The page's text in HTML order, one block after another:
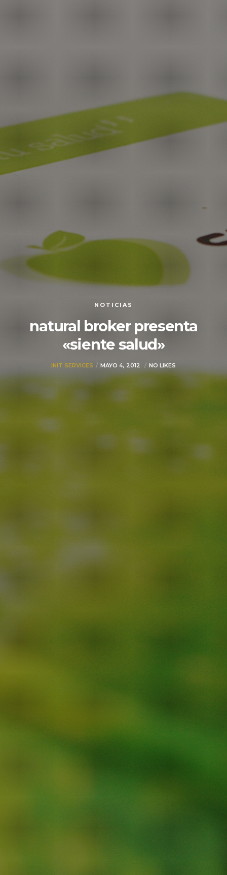
NOTICIAS
natural broker presenta
«siente salud»
INIT SERVICES MAYO 4, 2012 NO LIKES